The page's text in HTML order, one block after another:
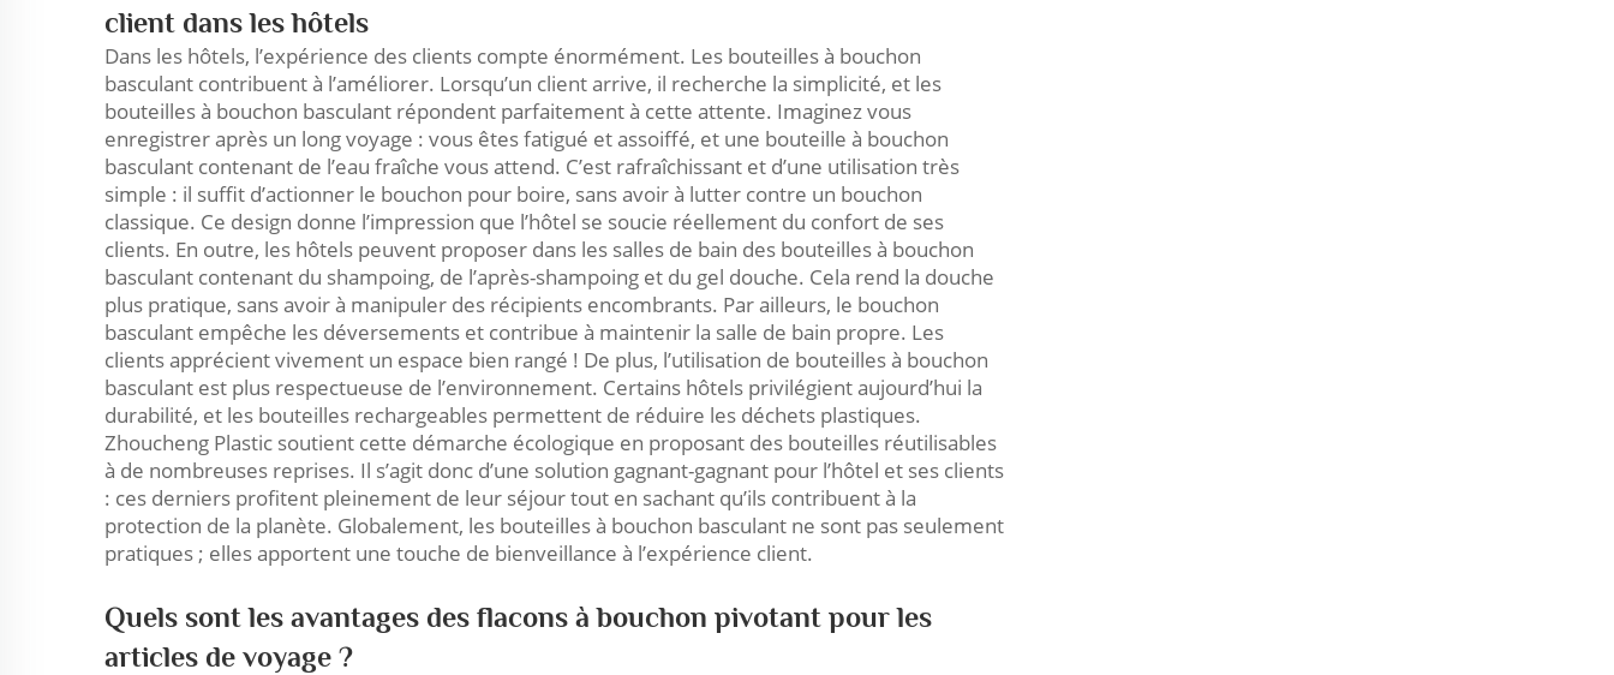
client dans les hôtels
Dans les hôtels, l’expérience des clients compte énormément. Les bouteilles à bouchon
basculant contribuent à l’améliorer. Lorsqu’un client arrive, il recherche la simplicité, et les
bouteilles à bouchon basculant répondent parfaitement à cette attente. Imaginez vous
enregistrer après un long voyage : vous êtes fatigué et assoiffé, et une bouteille à bouchon
basculant contenant de l’eau fraîche vous attend. C’est rafraîchissant et d’une utilisation très
simple : il suffit d’actionner le bouchon pour boire, sans avoir à lutter contre un bouchon
classique. Ce design donne l’impression que l’hôtel se soucie réellement du confort de ses
clients. En outre, les hôtels peuvent proposer dans les salles de bain des bouteilles à bouchon
basculant contenant du shampoing, de l’après-shampoing et du gel douche. Cela rend la douche
plus pratique, sans avoir à manipuler des récipients encombrants. Par ailleurs, le bouchon
basculant empêche les déversements et contribue à maintenir la salle de bain propre. Les
clients apprécient vivement un espace bien rangé ! De plus, l’utilisation de bouteilles à bouchon
basculant est plus respectueuse de l’environnement. Certains hôtels privilégient aujourd’hui la
durabilité, et les bouteilles rechargeables permettent de réduire les déchets plastiques.
Zhoucheng Plastic soutient cette démarche écologique en proposant des bouteilles réutilisables
à de nombreuses reprises. Il s’agit donc d’une solution gagnant-gagnant pour l’hôtel et ses clients
: ces derniers profitent pleinement de leur séjour tout en sachant qu’ils contribuent à la
protection de la planète. Globalement, les bouteilles à bouchon basculant ne sont pas seulement
pratiques ; elles apportent une touche de bienveillance à l’expérience client.
Quels sont les avantages des flacons à bouchon pivotant pour les
articles de voyage ?